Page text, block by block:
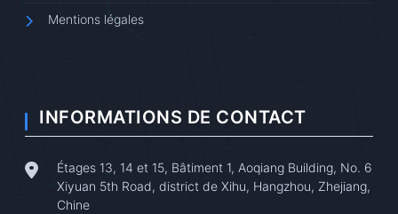
Mentions légales
INFORMATIONS DE CONTACT
Étages 13, 14 et 15, Bâtiment 1, Aoqiang Building, No. 6
Xiyuan 5th Road, district de Xihu, Hangzhou, Zhejiang,
Chine